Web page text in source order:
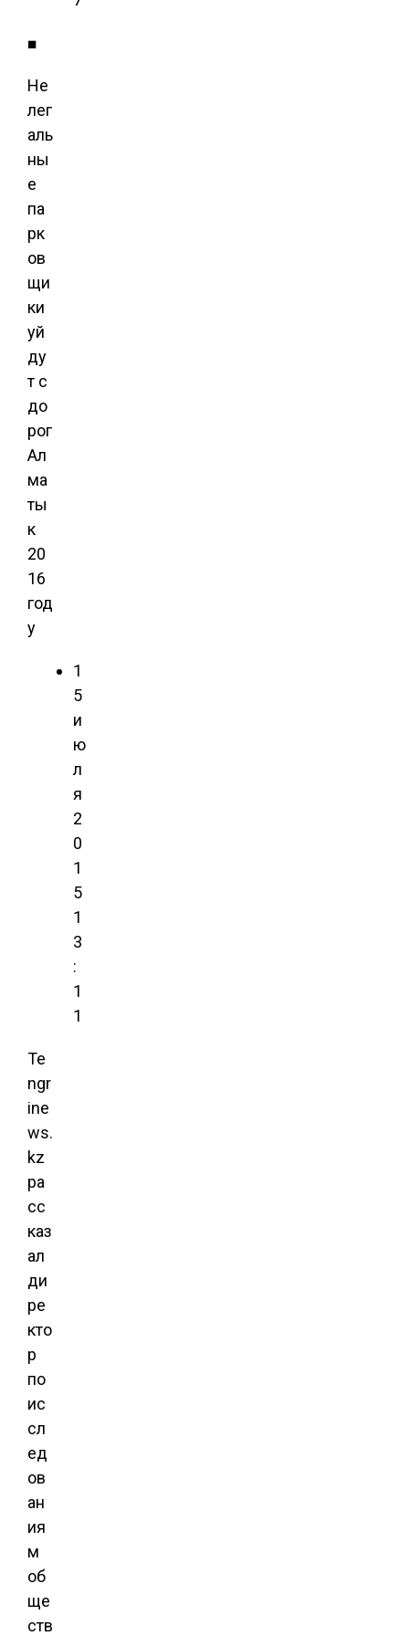
■
Не
лег
аль
ны
е
па
рк
ов
щи
ки
уй
ду
т с
до
рог
Ал
ма
ты
к
20
16
год
у
1
5
и
ю
л
я
2
0
1
5
1
3
:
1
1
Te
ngr
ine
ws.
kz
ра
сс
каз
ал
ди
ре
кто
р
по
ис
сл
ед
ов
ан
ия
м
об
ще
ств